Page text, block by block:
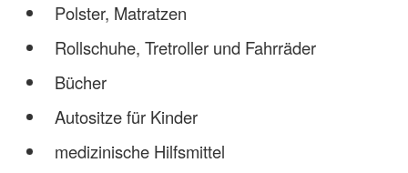
Polster, Matratzen
Rollschuhe, Tretroller und Fahrräder
Bücher
Autositze für Kinder
medizinische Hilfsmittel